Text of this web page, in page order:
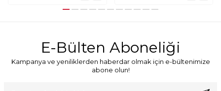
E-Bülten Aboneliği
Kampanya ve yeniliklerden haberdar olmak için e-bültenimize
abone olun!